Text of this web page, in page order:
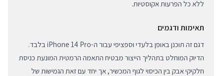
ללא כל הפרעות אקוסטיות.
תאימות ודגמים
דגם זה תוכנן באופן בלעדי וספציפי עבור ה-iPhone 14 Pro בלבד.
הדיוק המוחלט בתהליך הייצור מבטיח התאמה הרמטית המונעת כניסת
חלקיקי אבק בין הכיסוי לגוף המכשיר, אך יחד עם זאת הגמישות של